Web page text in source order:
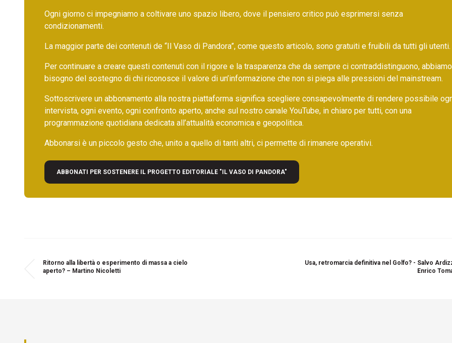
Ogni giorno ci impegniamo a coltivare uno spazio libero, dove il pensiero critico può esprimersi senza
condizionamenti.
La maggior parte dei contenuti de “Il Vaso di Pandora”, come questo articolo, sono gratuiti e fruibili da tutti gli utenti.
Per continuare a creare questi contenuti con il rigore e la trasparenza che da sempre ci contraddistinguono, abbiamo
bisogno del sostegno di chi riconosce il valore di un’informazione che non si piega alle pressioni del mainstream.
Sottoscrivere un abbonamento alla nostra piattaforma significa scegliere consapevolmente di rendere possibile
intervista, ogni evento, ogni confronto aperto, anche sul nostro canale YouTube, in chiaro per tutti, con una
programmazione quotidiana dedicata all’attualità economica e geopolitica.
Abbonarsi è un piccolo gesto che, unito a quello di tanti altri, ci permette di rimanere operativi.
ABBONATI PER SOSTENERE IL PROGETTO EDITORIALE "IL VASO DI PANDORA"
Ritorno alla libertà o esperimento di massa a cielo
aperto? – Martino Nicoletti
Usa, retromarcia definitiva nel Golfo? - Salvo
Enrico